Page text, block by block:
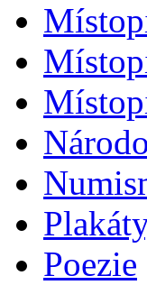
Poezie